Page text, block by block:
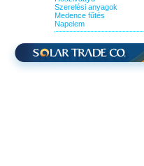
Szerelési anyagok
Medence fűtés
Napelem